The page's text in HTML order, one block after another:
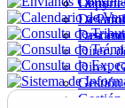
Direc.
Direc.
Gestión
Chuy
La
Lascano